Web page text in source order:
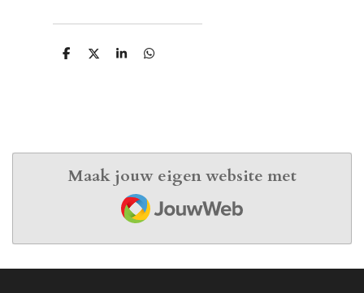
D
D
S
D
Maak jouw eigen website met
JouwWeb